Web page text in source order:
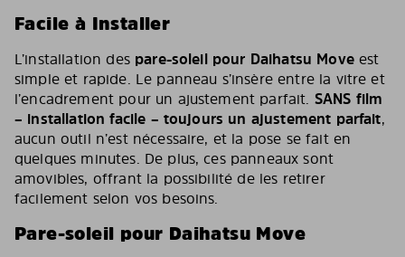
Facile à Installer
L’installation des pare-soleil pour Daihatsu Moveest
simple et rapide. Le panneau s’insère entre la vitre et
l’encadrement pour un ajustement parfait. SANS film
– installation facile – toujours un ajustement parfait,
aucun outil n’est nécessaire, et la pose se fait en
quelques minutes. De plus, ces panneaux sont
amovibles, offrant la possibilité de les retirer
facilement selon vos besoins.
Pare-soleil pour Daihatsu Move